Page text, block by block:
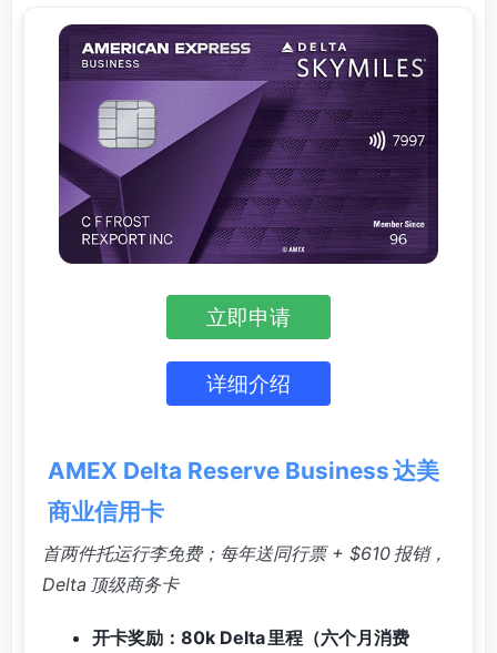
立即申请
详细介绍
AMEX Delta Reserve Business 达美
商业信用卡
首两件托运行李免费；每年送同行票 + $610 报销，
Delta 顶级商务卡
开卡奖励：80k Delta 里程（六个月消费